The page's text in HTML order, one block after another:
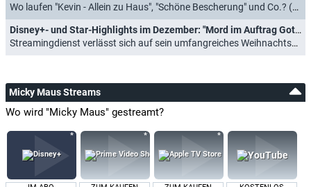
Wo laufen "Kevin - Allein zu Haus", "Schöne Bescherung" und Co.? (10.12.2022)
Disney+- und Star-Highlights im Dezember: "Mord im Auftrag Gottes", "Das Netz", "Boston Legal"
Streamingdienst verlässt sich auf sein umfangreiches Weihnachtsangebot (22.11.2022)
Micky Maus Streams
Wo wird "Micky Maus" gestreamt?